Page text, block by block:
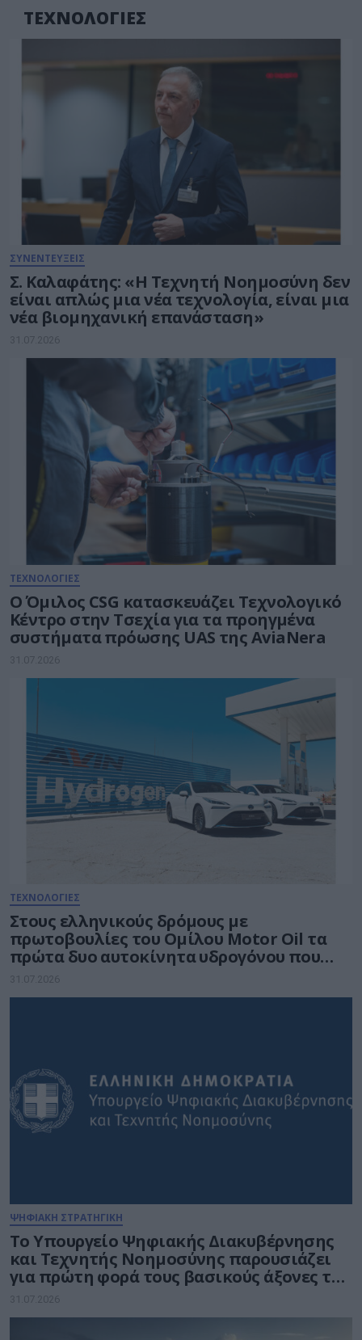
ΤΕΧΝΟΛΟΓΙΕΣ
ΣΥΝΕΝΤΕΥΞΕΙΣ
Σ. Καλαφάτης: «Η Τεχνητή Νοημοσύνη δεν
είναι απλώς μια νέα τεχνολογία, είναι μια
νέα βιομηχανική επανάσταση»
31.07.2026
ΤΕΧΝΟΛΟΓΙΕΣ
Ο Όμιλος CSG κατασκευάζει Τεχνολογικό
Κέντρο στην Τσεχία για τα προηγμένα
συστήματα πρόωσης UAS της AviaNera
31.07.2026
ΤΕΧΝΟΛΟΓΙΕΣ
Στους ελληνικούς δρόμους με
πρωτοβουλίες του Ομίλου Motor Oil τα
πρώτα δυο αυτοκίνητα υδρογόνου που
ταξινομούνται στη χώρα
31.07.2026
ΨΗΦΙΑΚΗ ΣΤΡΑΤΗΓΙΚΗ
Το Υπουργείο Ψηφιακής Διακυβέρνησης
και Τεχνητής Νοημοσύνης παρουσιάζει
για πρώτη φορά τους βασικούς άξονες του
νέου Εθνικού Διαστημικού Προγράμματος
31.07.2026